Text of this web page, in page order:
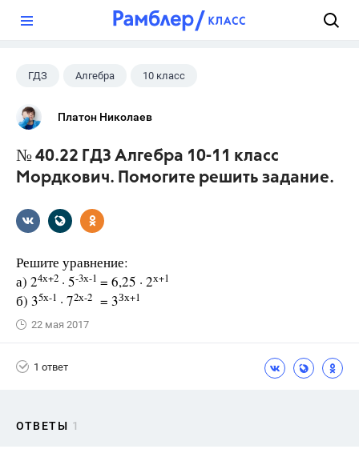
ГДЗ Алгебра 10 класс
11 класс
Платон Николаев
№ 40.22 ГДЗ Алгебра 10-11 класс
Мордкович. Помогите решить задание.
Решите уравнение:
а) 24х+2 · 5-3х-1 = 6,25 · 2х+1
б) 35х-1 · 72х-2 = 3Зх+1
22 мая 2017
1 ответ
ОТВЕТЫ 1